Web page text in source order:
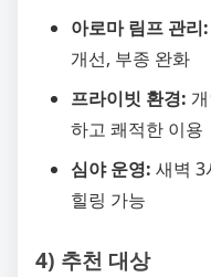
아로마 림프 관리:
개선, 부종 완화
프라이빗 환경:
하고 쾌적한 이용
심야 운영: 새벽 3
힐링 가능
4) 추천 대상